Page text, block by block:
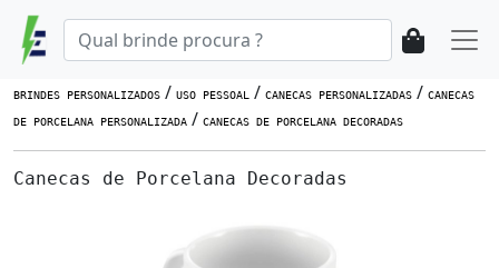
BRINDES PERSONALIZADOS / USO PESSOAL / CANECAS PERSONALIZADAS / CANECAS
DE PORCELANA PERSONALIZADA / CANECAS DE PORCELANA DECORADAS
Canecas de Porcelana Decoradas